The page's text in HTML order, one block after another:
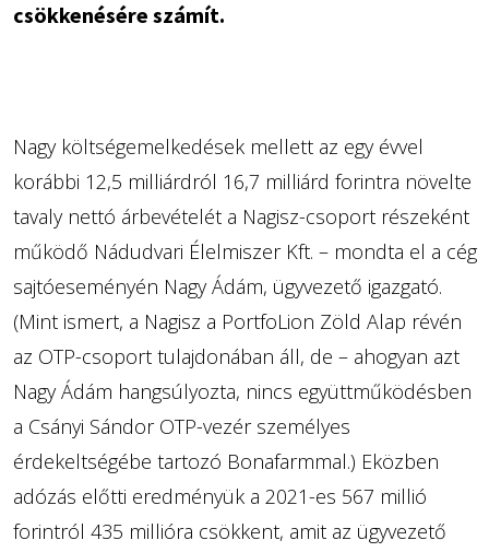
csökkenésére számít.
Nagy költségemelkedések mellett az egy évvel
korábbi 12,5 milliárdról 16,7 milliárd forintra növelte
tavaly nettó árbevételét a Nagisz-csoport részeként
működő Nádudvari Élelmiszer Kft. – mondta el a cég
sajtóeseményén Nagy Ádám, ügyvezető igazgató.
(Mint ismert, a Nagisz a PortfoLion Zöld Alap révén
az OTP-csoport tulajdonában áll, de – ahogyan azt
Nagy Ádám hangsúlyozta, nincs együttműködésben
a Csányi Sándor OTP-vezér személyes
érdekeltségébe tartozó Bonafarmmal.) Eközben
adózás előtti eredményük a 2021-es 567 millió
forintról 435 millióra csökkent, amit az ügyvezető